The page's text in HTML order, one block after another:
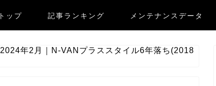
トップ 記事ランキング メンテナンスデータ
2024年2月｜N-VANプラススタイル6年落ち(2018